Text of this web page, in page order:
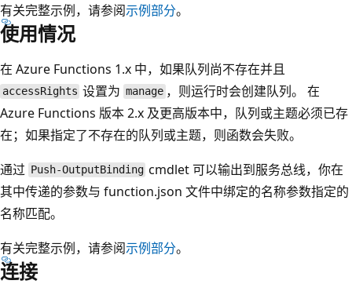
有关完整示例，请参阅示例部分。
使用情况
在 Azure Functions 1.x 中，如果队列尚不存在并且
accessRights 设置为 manage ，则运行时会创建队列。 在
Azure Functions 版本 2.x 及更高版本中，队列或主题必须已存
在；如果指定了不存在的队列或主题，则函数会失败。
通过 Push-OutputBinding cmdlet 可以输出到服务总线，你在
其中传递的参数与 function.json 文件中绑定的名称参数指定的
名称匹配。
有关完整示例，请参阅示例部分。
连接